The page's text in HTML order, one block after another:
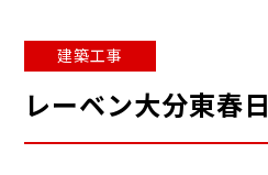
建築工事
レーベン大分東春日